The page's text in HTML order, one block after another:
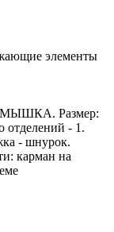
элементы
МЫШКА. Размер:
отделений - 1.
- шнурок.
карман на